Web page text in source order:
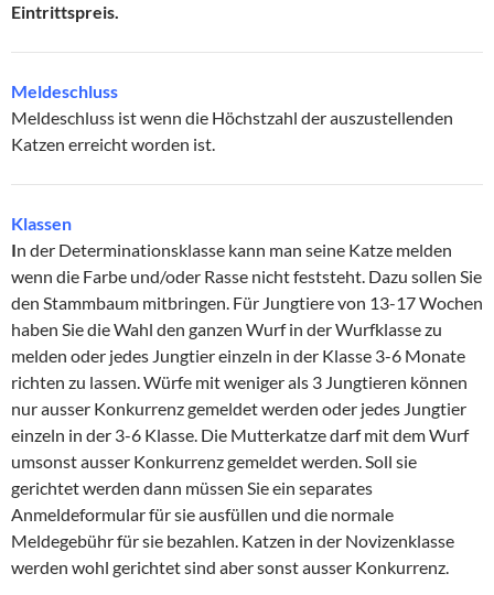
Eintrittspreis.
Meldeschluss
Meldeschluss ist wenn die Höchstzahl der auszustellenden
Katzen erreicht worden ist.
Klassen
In der Determinationsklasse kann man seine Katze melden
wenn die Farbe und/oder Rasse nicht feststeht. Dazu sollen Sie
den Stammbaum mitbringen. Für Jungtiere von 13-17 Wochen
haben Sie die Wahl den ganzen Wurf in der Wurfklasse zu
melden oder jedes Jungtier einzeln in der Klasse 3-6 Monate
richten zu lassen. Würfe mit weniger als 3 Jungtieren können
nur ausser Konkurrenz gemeldet werden oder jedes Jungtier
einzeln in der 3-6 Klasse. Die Mutterkatze darf mit dem Wurf
umsonst ausser Konkurrenz gemeldet werden. Soll sie
gerichtet werden dann müssen Sie ein separates
Anmeldeformular für sie ausfüllen und die normale
Meldegebühr für sie bezahlen. Katzen in der Novizenklasse
werden wohl gerichtet sind aber sonst ausser Konkurrenz.